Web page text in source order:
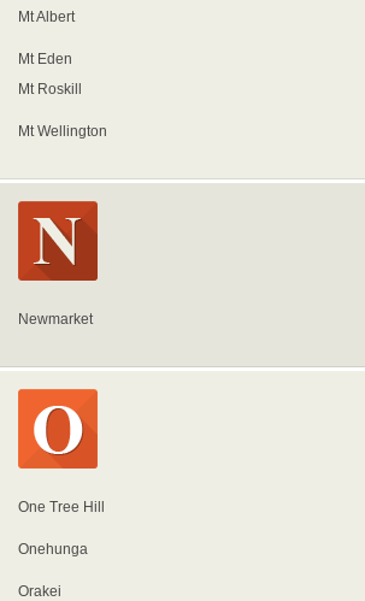
Mt Albert
Mt Eden
Mt Roskill
Mt Wellington
Newmarket
One Tree Hill
Onehunga
Orakei